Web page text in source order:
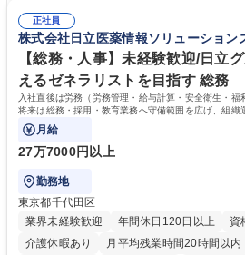
正社員
株式会社日立医薬情報ソリューション
【総務・人事】未経験歓迎/日立
えるゼネラリストを目指す 総務
入社直後は労務（労務管理・給与計算・安全衛生・福
将来は総務・採用・教育業務へ守備範囲を広げ、組織
ます。
月給
27万7000円以上
勤務地
東京都千代田区
業界未経験歓迎
年間休日120日以上
資
介護休暇あり
月平均残業時間20時間以内